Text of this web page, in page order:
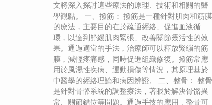
文將深入探討這些療法的原理、技術和相關的醫
學觀點。 一、撥筋： 撥筋是一種針對肌肉和筋膜
的療法，主要目的在於疏通經絡、促進血液循
環，以達到舒緩肌肉緊張、改善關節靈活性的效
果。通過適當的手法，治療師可以釋放緊繃的筋
膜，減輕疼痛感，同時促進組織修復。撥筋常應
用於風濕性疾病、運動損傷等情況，其原理基於
中醫學的經絡理論和病因辨證。 二、整骨： 整骨
是針對骨骼系統的調整療法，著眼於解決骨骼異
常、關節錯位等問題。通過手技的應用，整骨可